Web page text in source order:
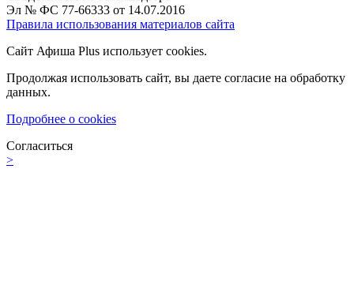
Эл № ФС 77-66333 от 14.07.2016
Правила использования материалов сайта
Сайт Афиша Plus использует cookies.
Продолжая использовать сайт, вы даете согласие на обработку
данных.
Подробнее о cookies
Согласиться
>